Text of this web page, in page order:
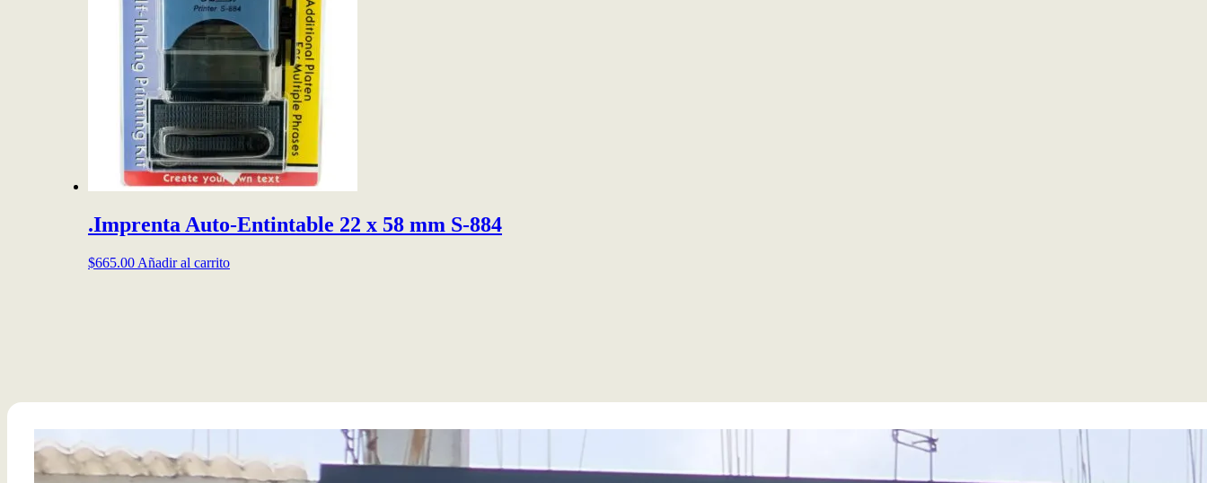
.Imprenta Auto-Entintable 22 x 58 mm S-884
$665.00 Añadir al carrito